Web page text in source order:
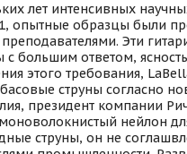
лет интенсивных
опытные образцы были
Эти
с большим ответом,
этого требования,
струны согласно
президент компании
нейлон
струны, он не